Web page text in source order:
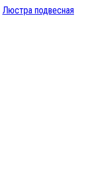
Люстра подвесная